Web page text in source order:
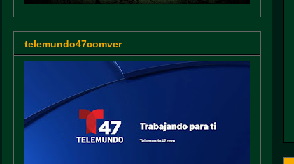
telemundo47comver